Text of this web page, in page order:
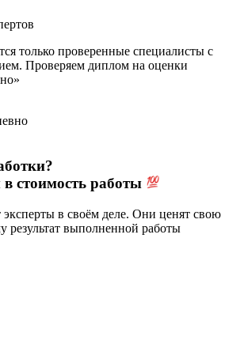
только проверенные специалисты с
Проверяем диплом на оценки
стоимость работы
в своём деле. Они ценят свою
результат выполненной работы